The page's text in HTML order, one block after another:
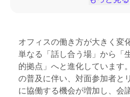
会議用モニター選定ステップ
確認する
会議用モニター選定ステップ
を検討する
オフィスの働き方が大きく変
単なる「話し合う場」から「
的拠点」へと進化しています
の普及に伴い、対面参加者と
に協働する機会が増加し、会